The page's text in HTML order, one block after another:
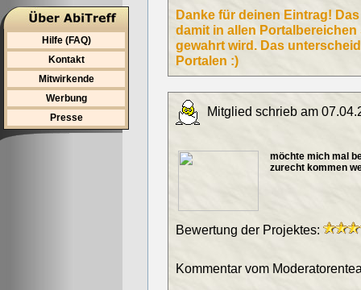
Hilfe (FAQ)
Kontakt
Mitwirkende
Werbung
Presse
Danke für deinen Eintrag!
damit in allen
gewahrt wird. Das
Portalen :)
Mitglied schrieb am
möchte mich mal
zurecht kommen
Bewertung der Projektes:
Kommentar vom